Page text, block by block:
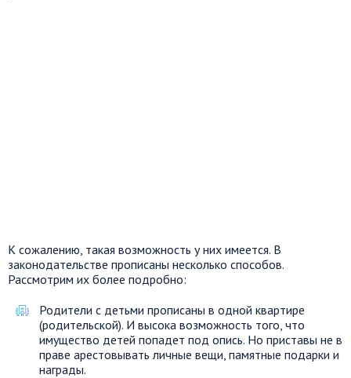
К сожалению, такая возможность у них имеется. В
законодательстве прописаны несколько способов.
Рассмотрим их более подробно:
Родители с детьми прописаны в одной квартире
(родительской). И высока возможность того, что
имущество детей попадет под опись. Но приставы не в
праве арестовывать личные вещи, памятные подарки и
награды.